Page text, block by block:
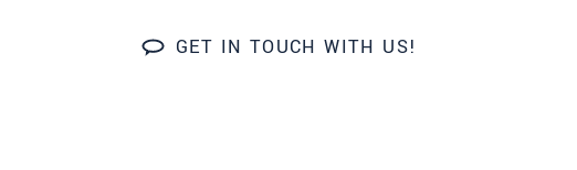
GET IN TOUCH WITH US!
* Mandatory fields